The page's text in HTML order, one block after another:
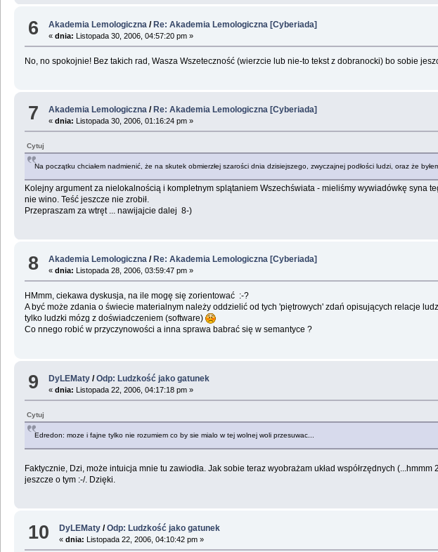
6 Akademia Lemologiczna /Re: Akademia Lemologiczna [Cyberiada]
«dnia: Listopada 30, 2006, 04:57:20 pm »
No, no spokojnie! Bez takich rad, Wasza Wszeteczność (wierzcie lub nie-to tekst z dobranocki) bo sobie
7 Akademia Lemologiczna / Re: Akademia Lemologiczna [Cyberiada]
«dnia: Listopada 30, 2006, 01:16:24 pm »
Cytuj
Na początku chciałem nadmienić, że na skutek obmierzłej szarości dnia dzisiejszego, zwyczajnej podłości ludzi, oraz że
Kolejny argument za nielokalnością i kompletnym splątaniem Wszechświata - mieliśmy wywiadówkę syna
nie wino. Teść jeszcze nie zrobił.
Przepraszam za wtręt ... nawijajcie dalej 8-)
8 Akademia Lemologiczna / Re: Akademia Lemologiczna [Cyberiada]
«dnia: Listopada 28, 2006, 03:59:47 pm »
HMmm, ciekawa dyskusja, na ile mogę się zorientować :-?
A być może zdania o świecie materialnym należy oddzielić od tych 'piętrowych' zdań opisujących relacje
tylko ludzki mózg z doświadczeniem (software)
Co nnego robić w przyczynowości a inna sprawa babrać się w semantyce ?
9 DyLEMaty /Odp: Ludzkość jako gatunek
«dnia: Listopada 22, 2006, 04:17:18 pm »
Cytuj
Edredon: moze i fajne tylko nie rozumiem co by sie mialo w tej wolnej woli przesuwac...
Faktycznie, Dzi, może intuicja mnie tu zawiodła. Jak sobie teraz wyobrażam układ współrzędnych
jeszcze o tym :-/. Dzięki.
10 DyLEMaty /Odp: Ludzkość jako gatunek
«dnia: Listopada 22, 2006, 04:10:42 pm »